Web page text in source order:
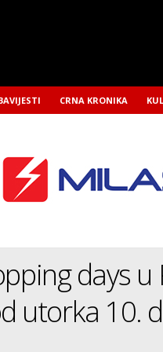
CRNA KRONIKA
days u
utorka 10.